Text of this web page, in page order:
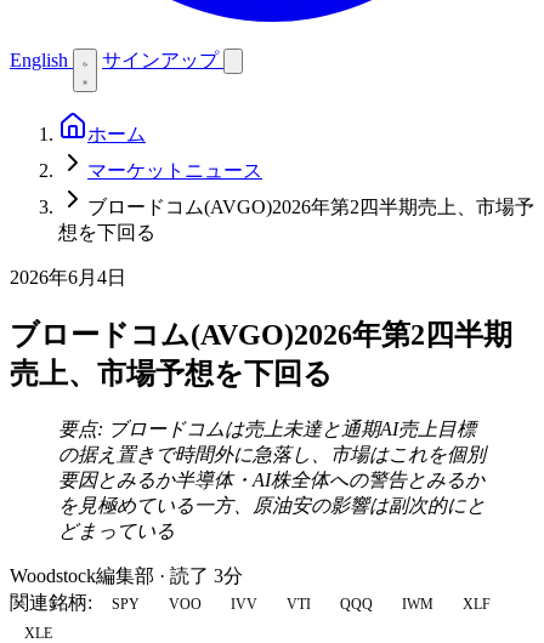
English サインアップ
ホーム
マーケットニュース
ブロードコム(AVGO)2026年第2四半期売上、市場予
想を下回る
2026年6月4日
ブロードコム(AVGO)2026年第2四半期
売上、市場予想を下回る
要点: ブロードコムは売上未達と通期AI売上目標
の据え置きで時間外に急落し、市場はこれを個別
要因とみるか半導体・AI株全体への警告とみるか
を見極めている一方、原油安の影響は副次的にと
どまっている
Woodstock編集部 · 読了 3分
関連銘柄:
SPY VOO IVV VTI QQQ IWM
XLF
XLE